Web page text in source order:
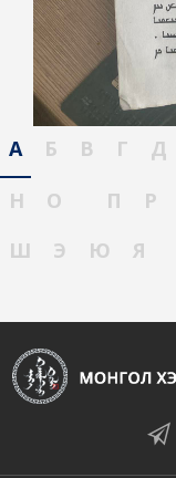
А Б В Г Д
Н
О П Р
Ш
Э Ю Я